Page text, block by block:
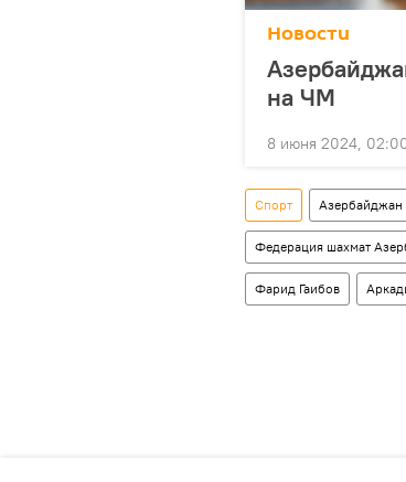
Новости
на ЧМ
8 июня 2024,
Спорт Азербайджан
Федерация шахмат
Фарид Гаибов